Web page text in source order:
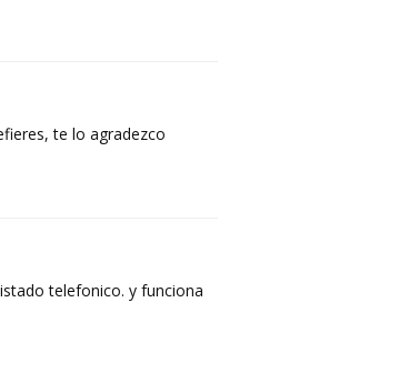
te lo agradezco
telefonico. y funciona